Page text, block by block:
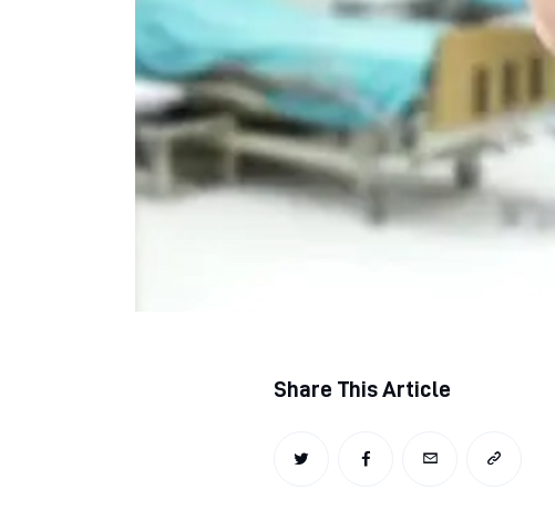
Sëmundje infektive
Semundjet e zemres
Share This Article
TWITTERFACEBOOKEMAIL COPY